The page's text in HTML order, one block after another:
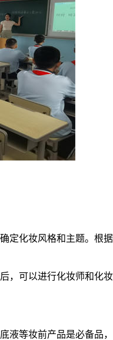
定化妆风格和主题。根
，可以进行化妆师和化妆
液等妆前产品是必备品